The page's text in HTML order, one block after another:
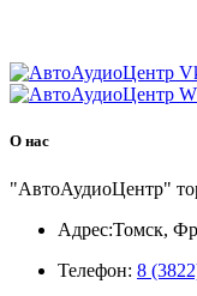
О нас
"АвтоАудиоЦентр"
Адрес:Томск,
Телефон: 8